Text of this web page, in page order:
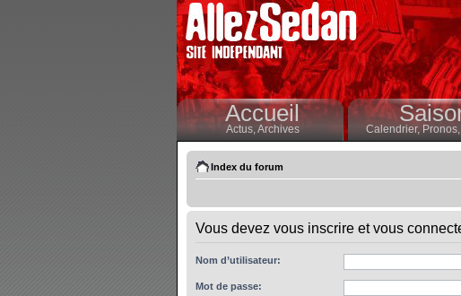
Accueil
Actus,Archives Calendrier,Pronos,
Index du forum
Vous devez vous inscrire et vous
Nom d’utilisateur:
Mot de passe: